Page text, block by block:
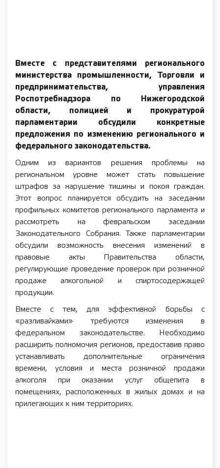
Вместе с представителями регионального
министерства промышленности, Торговли и
предпринимательства, управления
Роспотребнадзора по Нижегородской
области, полицией и прокуратурой
парламентарии обсудили конкретные
предложения по изменению регионального и
федерального законодательства.
Одним из вариантов решения проблемы на
региональном уровне может стать повышение
штрафов за нарушение тишины и покоя граждан.
Этот вопрос планируется обсудить на заседании
профильных комитетов регионального парламента и
рассмотреть на февральском заседании
Законодательного Собрания. Также парламентарии
обсудили возможность внесения изменений в
правовые акты Правительства области,
регулирующие проведение проверок при розничной
продаже алкогольной и спиртосодержащей
продукции.
Вместе с тем, для эффективной борьбы с
«разливайками» требуются изменения в
федеральном законодательстве. Необходимо
расширить полномочия регионов, предоставив право
устанавливать дополнительные ограничения
времени, условия и места розничной продажи
алкоголя при оказании услуг общепита в
помещениях, расположенных в жилых домах и на
прилегающих к ним территориях.